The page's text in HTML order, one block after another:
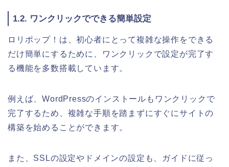
1.2. ワンクリックでできる簡単設定
ロリポップ！は、初心者にとって複雑な操作をできる
だけ簡単にするために、ワンクリックで設定が完了す
る機能を多数搭載しています。
例えば、WordPressのインストールもワンクリックで
完了するため、複雑な手順を踏まずにすぐにサイトの
構築を始めることができます。
また、SSLの設定やドメインの設定も、ガイドに従っ